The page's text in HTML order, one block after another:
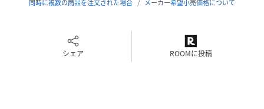
※照明の関係により、実際よりも色味が違って見える場合が
同時に複数の商品を注文された場合
メーカー希望小売価格について
シェア ROOMに投稿